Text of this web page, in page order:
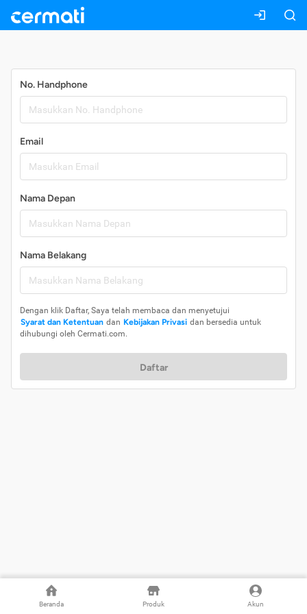
Beranda Produk Akun
No. Handphone
Email
Nama Depan
Nama Belakang
Dengan klik Daftar, Saya telah membaca dan menyetujui
Syarat dan Ketentuan dan Kebijakan Privasi dan bersedia untuk
dihubungi oleh Cermati.com.
Daftar